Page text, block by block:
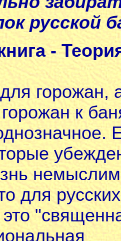
русской
-
горожан,
к
для